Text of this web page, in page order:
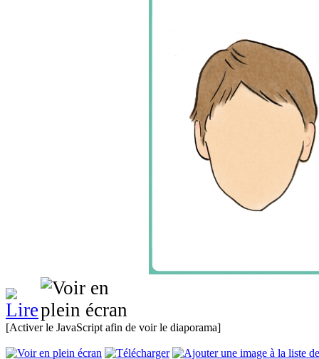
[Activer le JavaScript afin de voir le diaporama]